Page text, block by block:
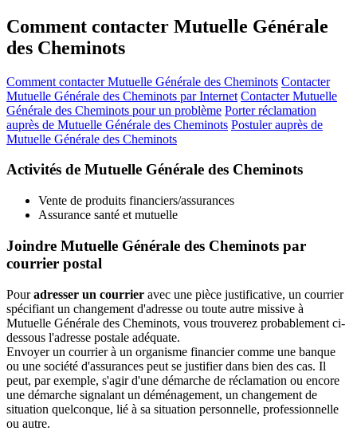
Comment contacter Mutuelle Générale
des Cheminots
Comment contacter Mutuelle Générale des Cheminots Contacter
Mutuelle Générale des Cheminots par Internet Contacter Mutuelle
Générale des Cheminots pour un problème Porter réclamation
auprès de Mutuelle Générale des Cheminots Postuler auprès de
Mutuelle Générale des Cheminots
Activités de Mutuelle Générale des Cheminots
Vente de produits financiers/assurances
Assurance santé et mutuelle
Joindre Mutuelle Générale des Cheminots par
courrier postal
Pouradresser un courrier avec une pièce justificative, un courrier
spécifiant un changement d'adresse ou toute autre missive à
Mutuelle Générale des Cheminots, vous trouverez probablement ci-
dessous l'adresse postale adéquate.
Envoyer un courrier à un organisme financier comme une banque
ou une société d'assurances peut se justifier dans bien des cas. Il
peut, par exemple, s'agir d'une démarche de réclamation ou encore
une démarche signalant un déménagement, un changement de
situation quelconque, lié à sa situation personnelle, professionnelle
ou autre.